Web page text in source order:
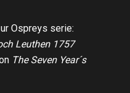
Ospreys serie:
Leuthen 1757
The Seven Year´s